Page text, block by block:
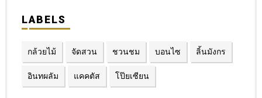
LABELS
กล้วยไม้ จัดสวน ชวนชม บอนไซ ลิ้นมังกร
อินทผลัม แคคตัส โป๊ยเซียน